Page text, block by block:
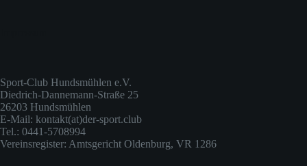
Sport-Club Hundsmühlen e.V.
Diedrich-Dannemann-Straße 25
26203 Hundsmühlen
E-Mail: kontakt(at)der-sport.club
Tel.: 0441-5708994
Vereinsregister: Amtsgericht Oldenburg, VR 1286